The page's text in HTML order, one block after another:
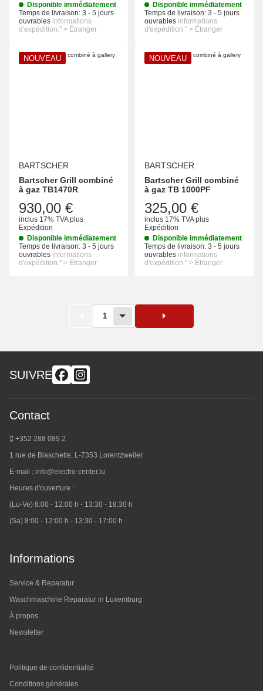
Disponible immédiatement
Temps de livraison: 3 - 5 jours
ouvrables informations
d'expédition." > Étranger
Disponible immédiatement
Temps de livraison: 3 - 5 jours
ouvrables informations
d'expédition." > Étranger
NOUVEAU
BARTSCHER
Bartscher Grill combiné
à gaz TB1470R
930,00 €
inclus 17% TVAplus
Expédition
Disponible immédiatement
Temps de livraison: 3 - 5 jours
ouvrables informations
d'expédition." > Étranger
NOUVEAU
BARTSCHER
Bartscher Grill combiné
à gaz TB 1000PF
325,00 €
inclus 17% TVAplus
Expédition
Disponible immédiatement
Temps de livraison: 3 - 5 jours
ouvrables informations
d'expédition." > Étranger
1
SUIVRE
Contact
+352 288 089 2
1 rue de Blaschette, L-7353 Lorentzweiler
E-mail : info@electro-center.lu
Heures d'ouverture :
(Lu-Ve) 8:00 - 12:00 h - 13:30 - 18:30 h
(Sa) 8:00 - 12:00 h - 13:30 - 17:00 h
Informations
Service & Reparatur
Waschmaschine Reparatur in Luxemburg
À propos
Newsletter
Politique de confidentialité
Conditions générales